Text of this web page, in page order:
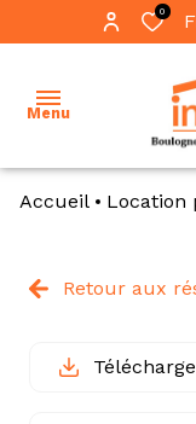
0
Menu
ventes
vente
pro
Accueil Location
Retour aux